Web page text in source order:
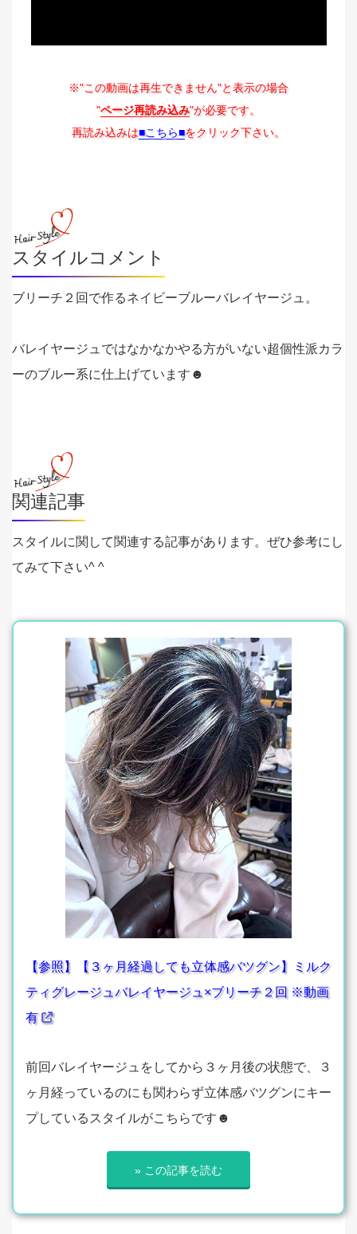
※"この動画は再生できません"と表示の場合
"ページ再読み込み"が必要です。
再読み込みは■こちら■をクリック下さい。
スタイルコメント
ブリーチ２回で作るネイビーブルーバレイヤージュ。
バレイヤージュではなかなかやる方がいない超個性派カラ
ーのブルー系に仕上げています☻
関連記事
スタイルに関して関連する記事があります。ぜひ参考にし
てみて下さい^ ^
【参照】【３ヶ月経過しても立体感バツグン】ミルク
ティグレージュバレイヤージュ×ブリーチ２回 ※動画
有
前回バレイヤージュをしてから３ヶ月後の状態で、３
ヶ月経っているのにも関わらず立体感バツグンにキー
プしているスタイルがこちらです☻
» この記事を読む